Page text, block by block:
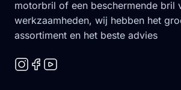
motorbril of een beschermende bril
werkzaamheden, wij hebben het
assortiment en het beste advies